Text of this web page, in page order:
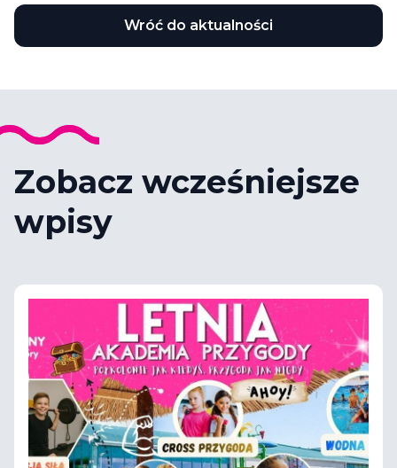
Wróć do aktualności
Zobacz wcześniejsze
wpisy